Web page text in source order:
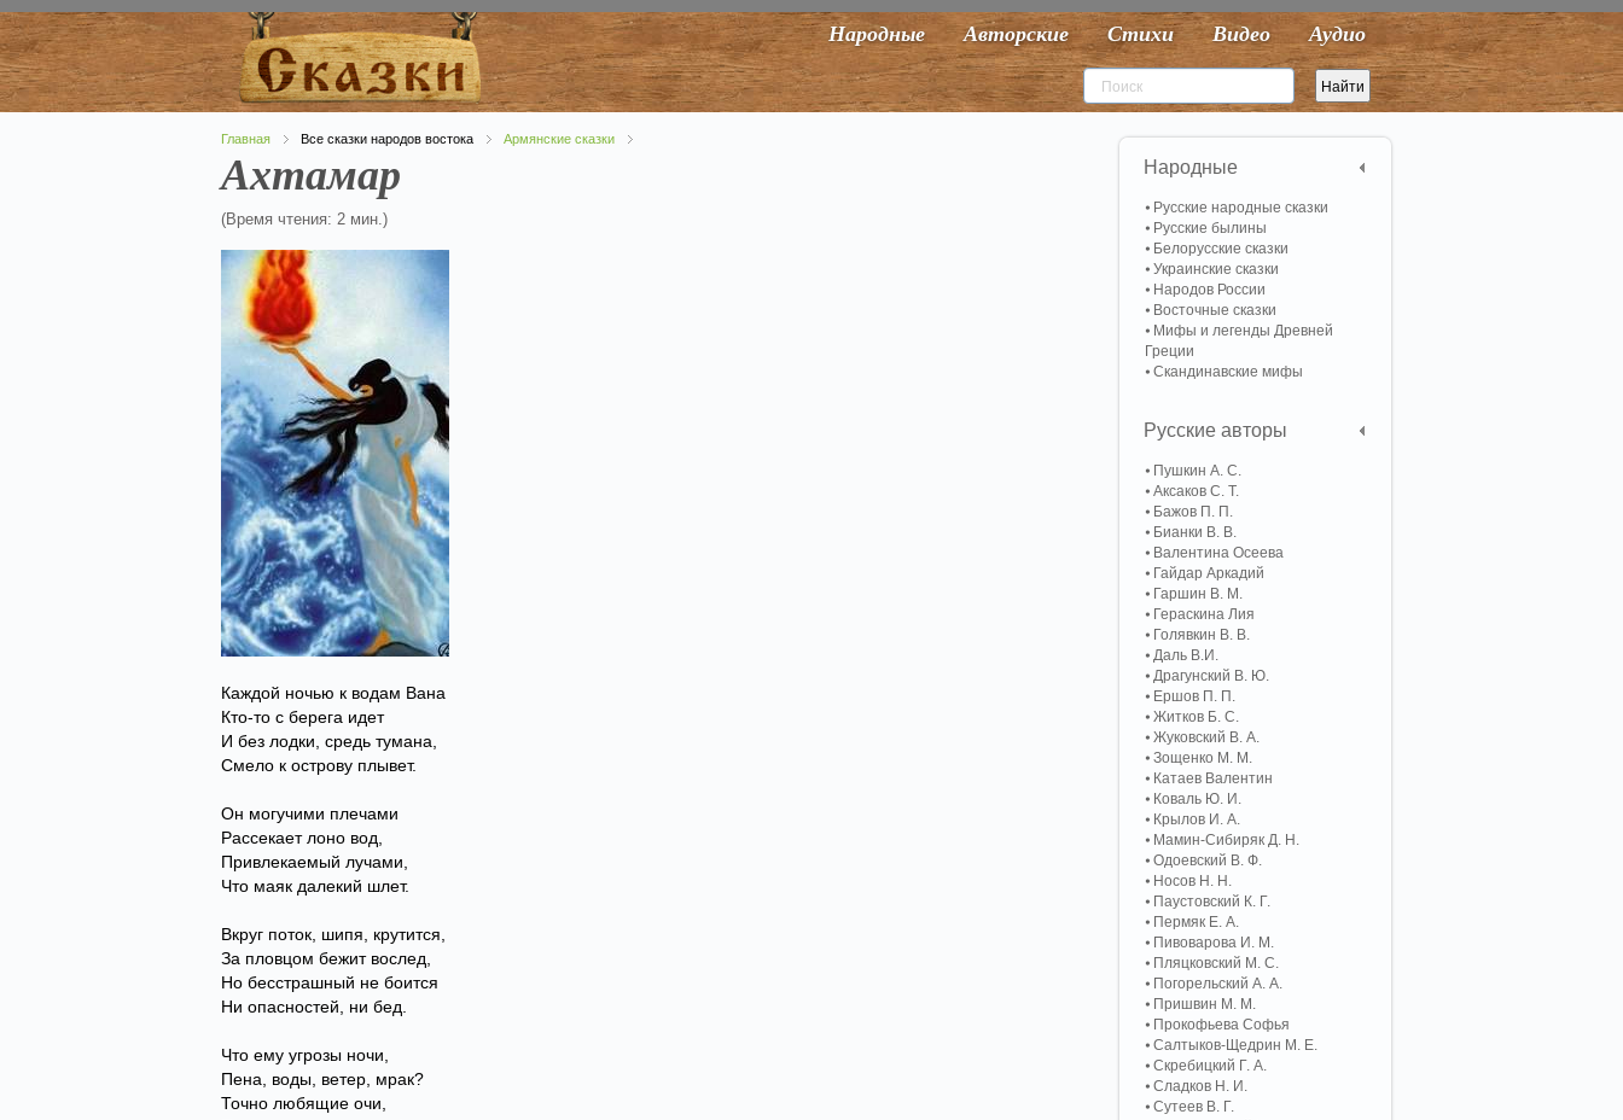
Народные Авторские Стихи Видео Аудио
Главная Все сказки народов востока Армянские сказки
Ахтамар
(Время чтения: 2 мин.)
Каждой ночью к водам Вана
Кто-то с берега идет
И без лодки, средь тумана,
Смело к острову плывет.
Он могучими плечами
Рассекает лоно вод,
Привлекаемый лучами,
Что маяк далекий шлет.
Вкруг поток, шипя, крутится,
За пловцом бежит вослед,
Но бесстрашный не боится
Ни опасностей, ни бед.
Что ему угрозы ночи,
Пена, воды, ветер, мрак?
Точно любящие очи,
Народные
Русские народные сказки
Русские былины
Белорусские сказки
Украинские сказки
Народов России
Восточные сказки
Мифы и легенды Древней
Греции
Скандинавские мифы
Русские авторы
Пушкин А. С.
Аксаков С. Т.
Бажов П. П.
Бианки В. В.
Валентина Осеева
Гайдар Аркадий
Гаршин В. М.
Гераскина Лия
Голявкин В. В.
Даль В.И.
Драгунский В. Ю.
Ершов П. П.
Житков Б. С.
Жуковский В. А.
Зощенко М. М.
Катаев Валентин
Коваль Ю. И.
Крылов И. А.
Мамин-Сибиряк Д. Н.
Одоевский В. Ф.
Носов Н. Н.
Паустовский К. Г.
Пермяк Е. А.
Пивоварова И. М.
Пляцковский М. С.
Погорельский А. A.
Пришвин М. М.
Прокофьева Софья
Салтыков-Щедрин М. Е.
Скребицкий Г. А.
Сладков Н. И.
Сутеев В. Г.